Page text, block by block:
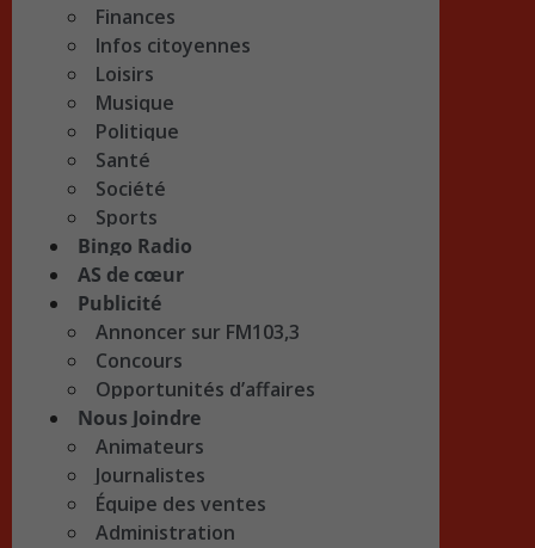
Finances
Infos citoyennes
Loisirs
Musique
Politique
Santé
Société
Sports
Bingo Radio
AS de cœur
Publicité
Annoncer sur FM103,3
Concours
Opportunités d’affaires
Nous Joindre
Animateurs
Journalistes
Équipe des ventes
Administration